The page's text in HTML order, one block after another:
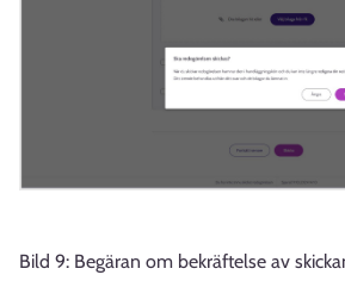
Bild 9: Begäran om bekräftelse av